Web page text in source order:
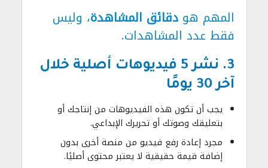
المهم هودقائق المشاهدة، وليس
فقط عدد المشاهدات.
3. نشر 5 فيديوهات أصلية خلال
آخر 30 يومًا
يجب أن تكون هذه الفيديوهات من إنتاجك أو
بتعليقك وصوتك أو تحريرك الإبداعي.
مجرد إعادة رفع فيديو من منصة أخرى بدون
إضافة قيمة حقيقية لا يعتبر محتوى أصليًا.